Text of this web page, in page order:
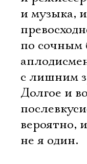
и музыка,
по сочным
с лишним
Долгое и
вероятно,
не я один.